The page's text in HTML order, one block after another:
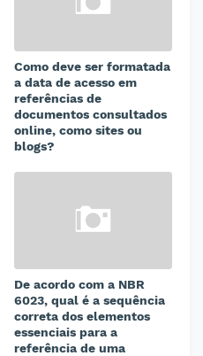
Como deve ser formatada
a data de acesso em
referências de
documentos consultados
online, como sites ou
blogs?
De acordo com a NBR
6023, qual é a sequência
correta dos elementos
essenciais para a
referência de uma